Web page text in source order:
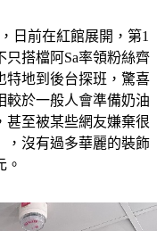
日前在紅館展開，第1
搭檔阿Sa率領粉絲齊
特地到後台探班，驚喜
較於一般人會準備奶油
甚至被某些網友嫌棄很
，沒有過多華麗的裝飾
。